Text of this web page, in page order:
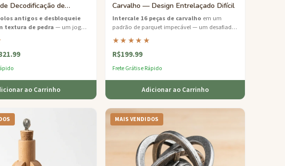
Decodificação de
antigos e desbloqueie
textura de pedra — um jogo
temático inspirado na
ao Carrinho
Carvalho — Design Entrelaçado Difícil
Intercale 16 peças de carvalho em um
padrão de parquet impecável — um desafiador
quebra-cabeça com charme de marcenaria
antiga.
★★★★★
R$199.99
Frete Grátis e Rápido
Adicionar ao Carrinho
MAIS VENDIDOS